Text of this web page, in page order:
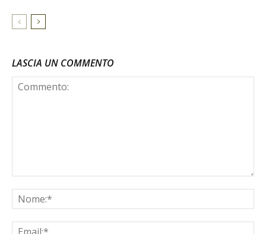
LASCIA UN COMMENTO